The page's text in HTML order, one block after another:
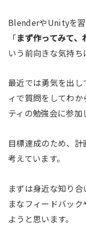
BlenderやUnityを習
「まず作ってみて
いう前向きな気持ち
最近では勇気を出
ィで質問をしてわ
ティの勉強会に参加
目標達成のため、
考えています。
まずは身近な知り
まなフィードバッ
ようと思います。